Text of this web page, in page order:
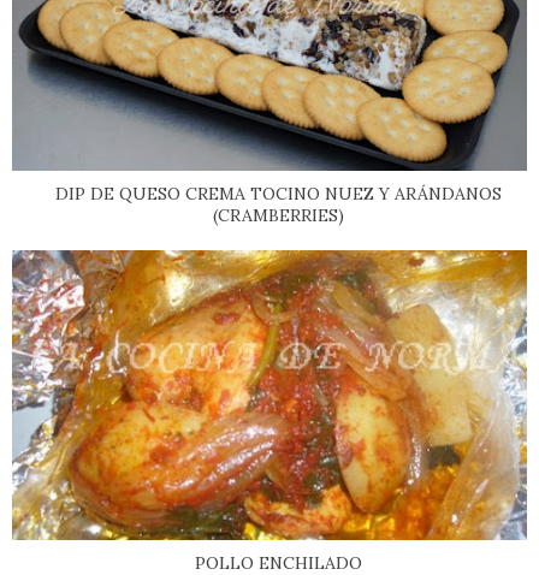
DIP DE QUESO CREMA TOCINO NUEZ Y ARÁNDANOS
(CRAMBERRIES)
POLLO ENCHILADO